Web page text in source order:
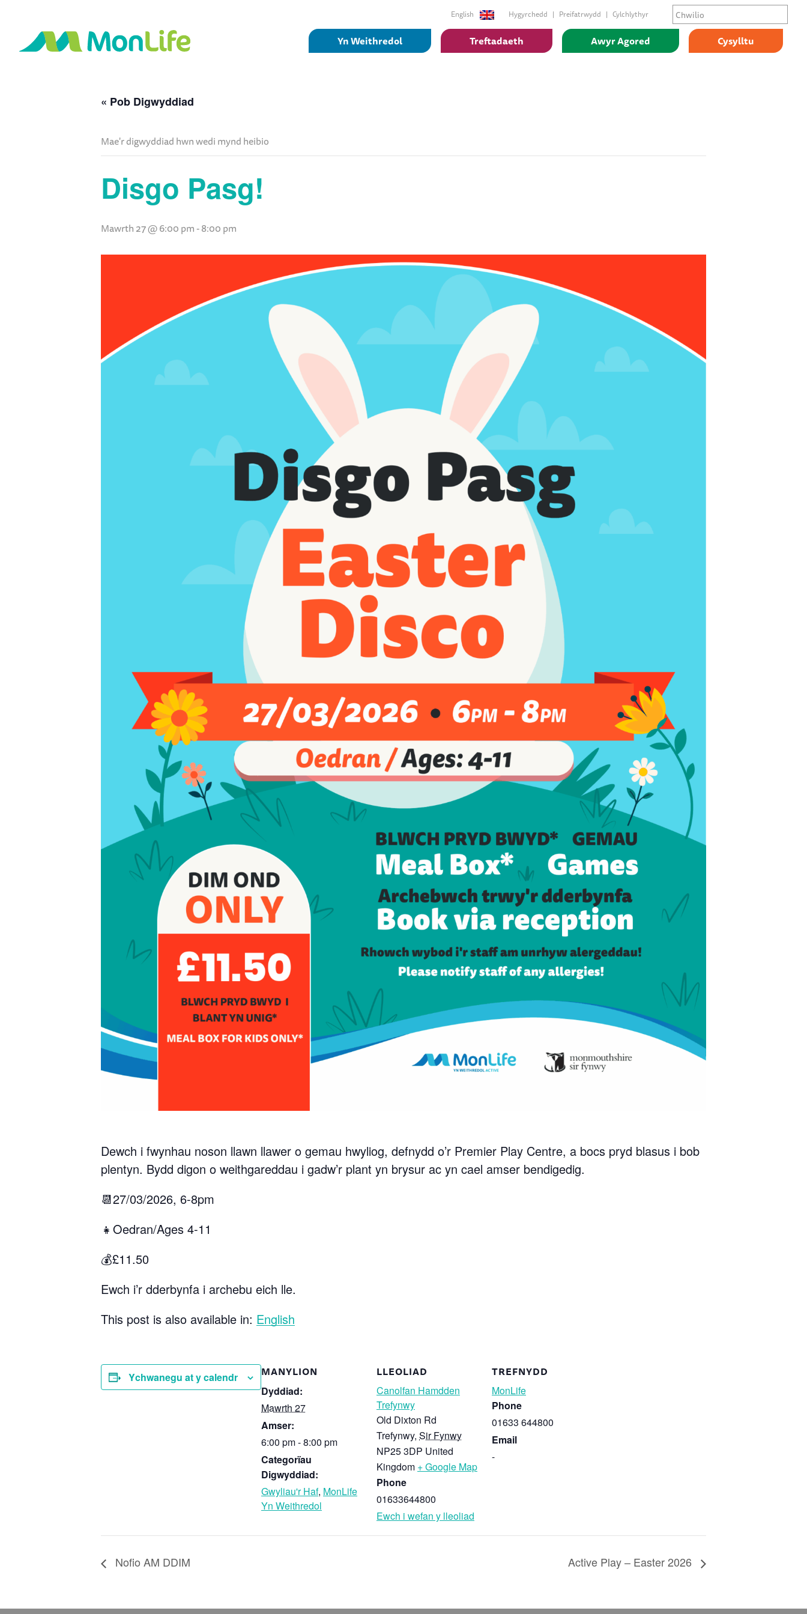
English Hygyrchedd Preifatrwydd Cylchlythyr
Yn Weithredol Treftadaeth Awyr Agored Cysylltu
« Pob Digwyddiad
Mae'r digwyddiad hwn wedi mynd heibio
Disgo Pasg!
Mawrth 27 @ 6:00 pm-8:00 pm
Dewch i fwynhau noson llawn llawer o gemau hwyliog, defnydd o’r Premier Play Centre, a bocs pryd blasus i bob
plentyn. Bydd digon o weithgareddau i gadw’r plant yn brysur ac yn cael amser bendigedig.
📆27/03/2026, 6-8pm
👧Oedran/Ages 4-11
💰£11.50
Ewch i’r dderbynfa i archebu eich lle.
This post is also available in: English
Ychwanegu at y calendr MANYLION
Dyddiad:
Mawrth 27
Amser:
6:00 pm - 8:00 pm
Categorïau
Digwyddiad:
Gwyliau'r Haf, MonLife
Yn Weithredol
LLEOLIAD
Canolfan Hamdden
Trefynwy
Old Dixton Rd
Trefynwy, Sir Fynwy
NP25 3DP United
Kingdom + Google Map
Phone
01633644800
Ewch i wefan y lleoliad
TREFNYDD
MonLife
Phone
01633 644800
Email
-
Nofio AM DDIM Active Play – Easter 2026